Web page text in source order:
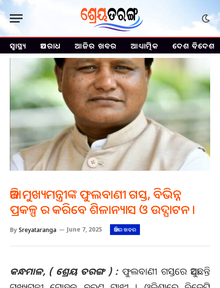
ସ୍ୱାସ୍ଥ୍ୟ ଅପରାଧ ଆଜିର ଖବର ଆଧ୍ୟାତ୍ମିକ ଦେଶ ବିଦେଶ
ଆଜି ମୁଖ୍ୟମନ୍ତ୍ରୀଙ୍କ ଫୁଲବାଣୀ ଗସ୍ତ, ବିଭିନ୍ନ
ପ୍ରକଳ୍ପ ର କରିବେ ଶିଳାନ୍ୟାସ ଓ ଉଦ୍ଘାଟନ ।
BySreyataranga June 7, 2025 ଆଜିର ଖବର
କନ୍ଧମାଳ, ( ଶ୍ରେୟ ତରଙ୍ଗ ) :ଫୁଲବାଣୀ ଗସ୍ତରେ ଆସୁଛନ୍ତି